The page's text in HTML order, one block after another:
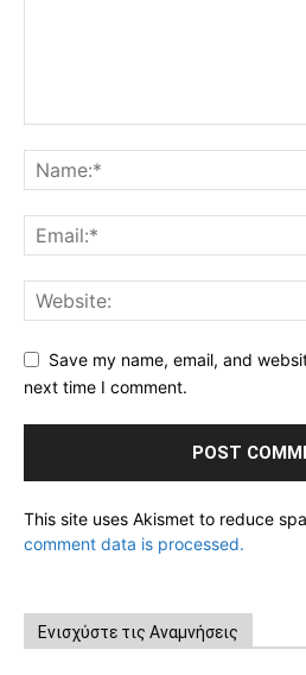
Save my name, email, and
next time I comment.
This site uses Akismet to reduce
comment data is processed.
Ενισχύστε τις Αναμνήσεις